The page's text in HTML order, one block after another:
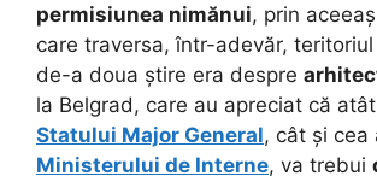
permisiunea nimănui, prin
care traversa, într-adevăr, teritoriul
de-a doua știre era despre
la Belgrad, care au apreciat că atât
Statului Major General, cât și cea
Ministerului de Interne, va trebui